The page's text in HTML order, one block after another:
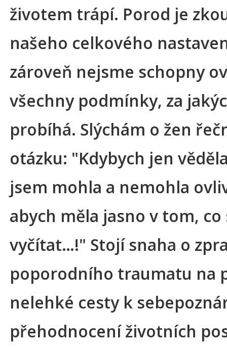
životem trápí. Porod je
našeho celkového
zároveň nejsme schopny
všechny podmínky, za
probíhá. Slýchám o žen
otázku: "Kdybych jen
jsem mohla a nemohla
abych měla jasno v tom,
vyčítat…!" Stojí snaha o
poporodního traumatu na
nelehké cesty k
přehodnocení životních